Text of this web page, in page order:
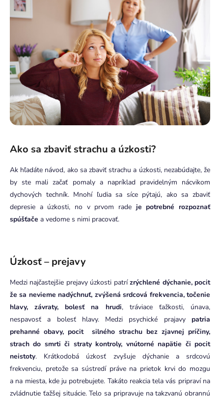
Ako sa zbaviť strachu a úzkosti?
Ak hľadáte návod, ako sa zbaviť strachu a úzkosti, nezabúdajte, že
by ste mali začať pomaly a napríklad pravidelným nácvikom
dychových techník. Mnohí ľudia sa síce pýtajú, ako sa zbaviť
depresie a úzkosti, no v prvom rade je potrebné rozpoznať
spúšťače a vedome s nimi pracovať.
Úzkosť – prejavy
Medzi najčastejšie prejavy úzkosti patrízrýchlené dýchanie, pocit
že sa nevieme nadýchnuť, zvýšená srdcová frekvencia, točenie
hlavy, závraty, bolesť na hrudi, tráviace ťažkosti, únava,
nespavosť a bolesť hlavy. Medzi psychické prajavypatria
prehanné obavy, pocit silného strachu bez zjavnej príčiny,
strach do smrti či straty kontroly, vnútorné napätie či pocit
neistoty. Krátkodobá úzkosť zvyšuje dýchanie a srdcovú
frekvenciu, pretože sa sústredí práve na prietok krvi do mozgu
a na miesta, kde ju potrebujete. Takáto reakcia tela vás pripraví na
zvládnutie ťažšej situácie. Telo sa pripravuje na takzvanú obrannú